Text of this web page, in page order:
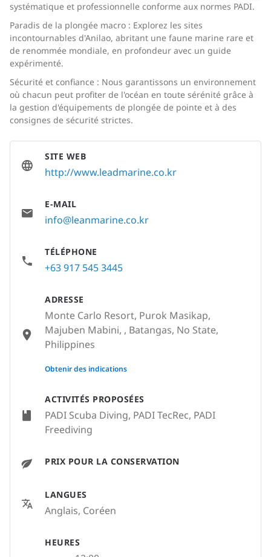
systématique et professionnelle conforme aux normes PADI.
Paradis de la plongée macro : Explorez les sites
incontournables d'Anilao, abritant une faune marine rare et
de renommée mondiale, en profondeur avec un guide
expérimenté.
Sécurité et confiance : Nous garantissons un environnement
où chacun peut profiter de l'océan en toute sérénité grâce à
la gestion d'équipements de plongée de pointe et à des
consignes de sécurité strictes.
ACTIVITÉS PROPOSÉES
PADI Scuba Diving, PADI TecRec, PADI
Freediving
PRIX POUR LA CONSERVATION
LANGUES
Anglais, Coréen
HEURES
SITE WEB
http://www.leadmarine.co.kr
E-MAIL
info@leanmarine.co.kr
TÉLÉPHONE
+63 917 545 3445
ADRESSE
Monte Carlo Resort, Purok Masikap,
Majuben Mabini, , Batangas, No State,
Philippines
None
Obtenir des indications